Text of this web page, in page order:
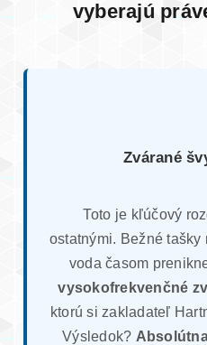
vyberajú
Zvárané
Toto je kľúčový
ostatnými. Bežné tašky
voda časom
vysokofrekvenčné
ktorú si zakladateľ
Výsledok?